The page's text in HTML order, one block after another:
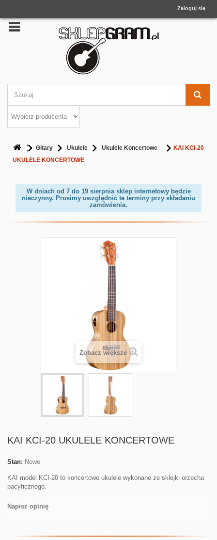
Zaloguj się
Gitary Ukulele Ukulele Koncertowe
KAI KCI-20
UKULELE KONCERTOWE
W dniach od 7 do 19 sierpnia sklep internetowy będzie
nieczynny. Prosimy uwzględnić te terminy przy składaniu
zamówienia.
Zobacz większe
KAI KCI-20 UKULELE KONCERTOWE
Stan: Nowe
KAI model KCI-20 to koncertowe ukulele wykonane ze sklejki orzecha
pacyficznego.
Napisz opinię